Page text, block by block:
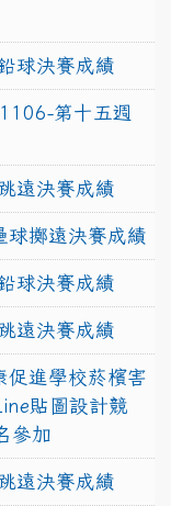
球決賽成績
第十五週
遠決賽成績
球擲遠決賽成績
球決賽成績
遠決賽成績
促進學校菸檳害
貼圖設計競
參加
遠決賽成績